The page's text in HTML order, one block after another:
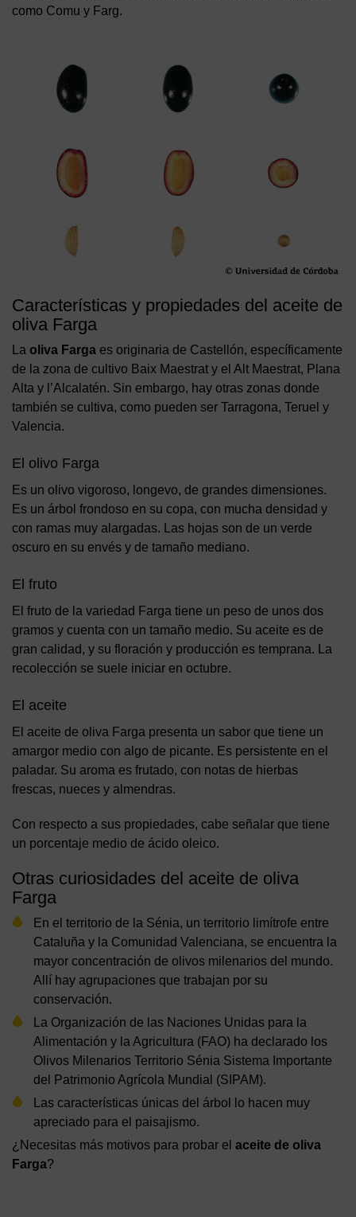
como Comu y Farg.
Características y propiedades del aceite de
oliva Farga
La oliva Farga es originaria de Castellón, específicamente
de la zona de cultivo Baix Maestrat y el Alt Maestrat, Plana
Alta y l’Alcalatén. Sin embargo, hay otras zonas donde
también se cultiva, como pueden ser Tarragona, Teruel y
Valencia.
El olivo Farga
Es un olivo vigoroso, longevo, de grandes dimensiones.
Es un árbol frondoso en su copa, con mucha densidad y
con ramas muy alargadas. Las hojas son de un verde
oscuro en su envés y de tamaño mediano.
El fruto
El fruto de la variedad Farga tiene un peso de unos dos
gramos y cuenta con un tamaño medio. Su aceite es de
gran calidad, y su floración y producción es temprana. La
recolección se suele iniciar en octubre.
El aceite
El aceite de oliva Farga presenta un sabor que tiene un
amargor medio con algo de picante. Es persistente en el
paladar. Su aroma es frutado, con notas de hierbas
frescas, nueces y almendras.
Con respecto a sus propiedades, cabe señalar que tiene
un porcentaje medio de ácido oleico.
Otras curiosidades del aceite de oliva
Farga
En el territorio de la Sénia, un territorio limítrofe entre
Cataluña y la Comunidad Valenciana, se encuentra la
mayor concentración de olivos milenarios del mundo.
Allí hay agrupaciones que trabajan por su
conservación.
La Organización de las Naciones Unidas para la
Alimentación y la Agricultura (FAO) ha declarado los
Olivos Milenarios Territorio Sénia Sistema Importante
del Patrimonio Agrícola Mundial (SIPAM).
Las características únicas del árbol lo hacen muy
apreciado para el paisajismo.
¿Necesitas más motivos para probar el aceite de oliva
Farga?